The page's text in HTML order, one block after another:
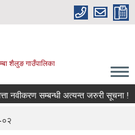
शैलुङ गाउँपालिका
नवीकरण सम्बन्धी अत्यन्त जरुरी सूचना !
०२